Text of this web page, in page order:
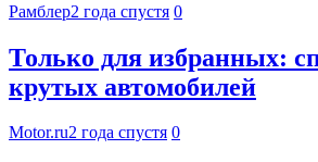
Рамблер2 года спустя 0
Только для избранных:
крутых автомобилей
Motor.ru2 года спустя 0